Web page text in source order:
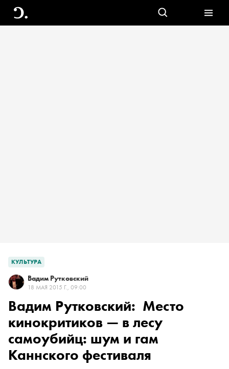
КУЛЬТУРА
Вадим Рутковский
18 МАЯ 2015 Г., 09:00
Вадим Рутковский: Место
кинокритиков — в лесу
самоубийц: шум и гам
Каннского фестиваля